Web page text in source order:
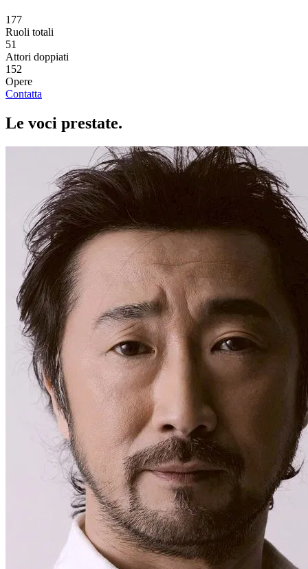
177
Ruoli totali
51
Attori doppiati
152
Opere
Contatta
Le voci prestate.